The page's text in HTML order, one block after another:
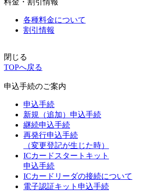
料金・割引情報
各種料金について
割引情報
閉じる
TOPへ戻る
申込手続のご案内
申込手続
新規（追加）申込手続
継続申込手続
再発行申込手続
（変更登記が生じた時）
ICカードスタートキット
申込手続
ICカードリーダの接続について
電子認証キット申込手続